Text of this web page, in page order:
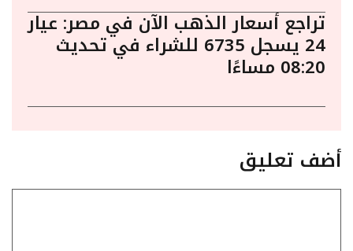
تراجع أسعار الذهب الآن في مصر: عيار
24 يسجل 6735 للشراء في تحديث
08:20 مساءًا
أضف تعليق